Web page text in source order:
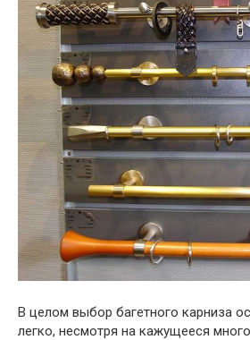
В целом выбор багетного карниза
легко, несмотря на кажущееся